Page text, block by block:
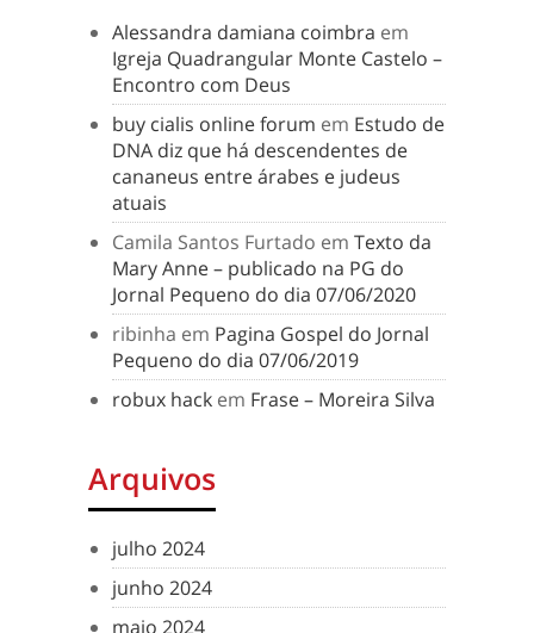
Alessandra damiana coimbra em
Igreja Quadrangular Monte Castelo –
Encontro com Deus
buy cialis online forum em Estudo de
DNA diz que há descendentes de
cananeus entre árabes e judeus
atuais
Camila Santos Furtado em Texto da
Mary Anne – publicado na PG do
Jornal Pequeno do dia 07/06/2020
ribinha em Pagina Gospel do Jornal
Pequeno do dia 07/06/2019
robux hack em Frase – Moreira Silva
Arquivos
julho 2024
junho 2024
maio 2024